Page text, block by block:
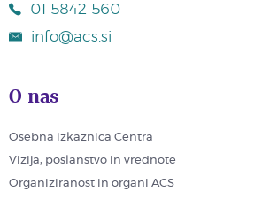
01 5842 560
info@acs.si
O nas
Osebna izkaznica Centra
Vizija, poslanstvo in vrednote
Organiziranost in organi ACS